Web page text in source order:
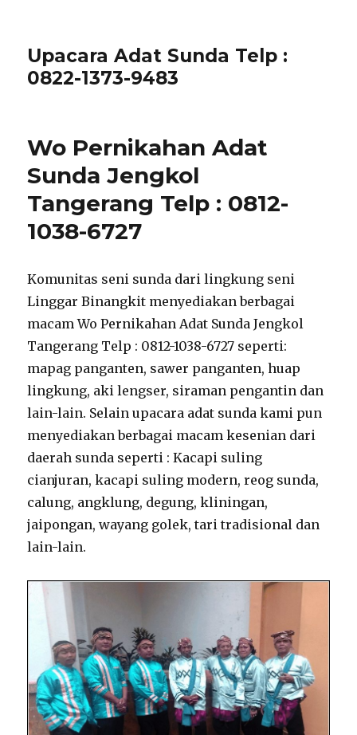
Upacara Adat Sunda Telp :
0822-1373-9483
Wo Pernikahan Adat
Sunda Jengkol
Tangerang Telp : 0812-
1038-6727
Komunitas seni sunda dari lingkung seni
Linggar Binangkit menyediakan berbagai
macam Wo Pernikahan Adat Sunda Jengkol
Tangerang Telp : 0812-1038-6727 seperti:
mapag panganten, sawer panganten, huap
lingkung, aki lengser, siraman pengantin dan
lain-lain. Selain upacara adat sunda kami pun
menyediakan berbagai macam kesenian dari
daerah sunda seperti : Kacapi suling
cianjuran, kacapi suling modern, reog sunda,
calung, angklung, degung, kliningan,
jaipongan, wayang golek, tari tradisional dan
lain-lain.